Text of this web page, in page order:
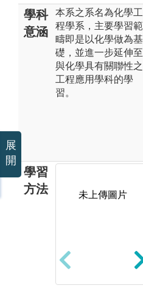
學科
意涵
本系之系名為化學工
程學系，主要學習範
疇即是以化學做為基
礎，並進一步延伸至
與化學具有關聯性之
工程應用學科的學
習。
學習
方法
未上傳圖片
展
開